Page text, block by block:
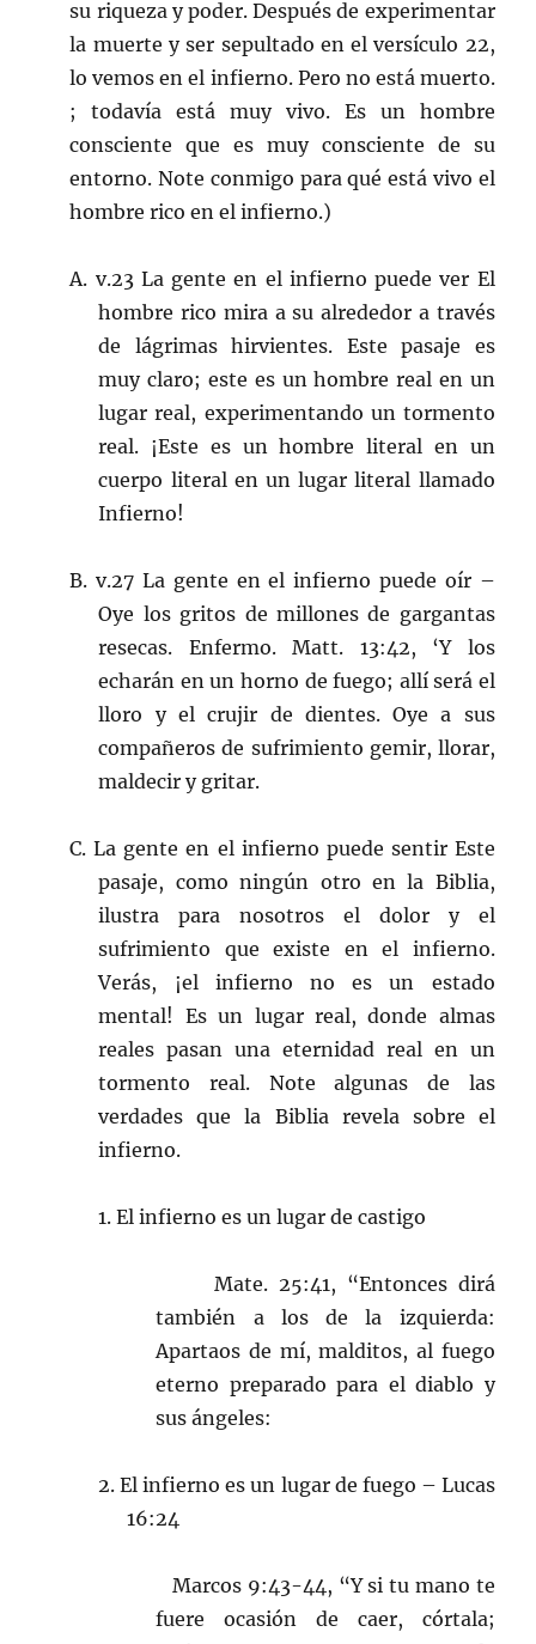
su riqueza y poder. Después de experimentar
la muerte y ser sepultado en el versículo 22,
lo vemos en el infierno. Pero no está muerto.
; todavía está muy vivo. Es un hombre
consciente que es muy consciente de su
entorno. Note conmigo para qué está vivo el
hombre rico en el infierno.)
A. v.23 La gente en el infierno puede ver El
hombre rico mira a su alrededor a través
de lágrimas hirvientes. Este pasaje es
muy claro; este es un hombre real en un
lugar real, experimentando un tormento
real. ¡Este es un hombre literal en un
cuerpo literal en un lugar literal llamado
Infierno!
B. v.27 La gente en el infierno puede oír –
Oye los gritos de millones de gargantas
resecas. Enfermo. Matt. 13:42, ‘Y los
echarán en un horno de fuego; allí será el
lloro y el crujir de dientes. Oye a sus
compañeros de sufrimiento gemir, llorar,
maldecir y gritar.
C. La gente en el infierno puede sentir Este
pasaje, como ningún otro en la Biblia,
ilustra para nosotros el dolor y el
sufrimiento que existe en el infierno.
Verás, ¡el infierno no es un estado
mental! Es un lugar real, donde almas
reales pasan una eternidad real en un
tormento real. Note algunas de las
verdades que la Biblia revela sobre el
infierno.
1. El infierno es un lugar de castigo
Mate. 25:41, “Entonces dirá
también a los de la izquierda:
Apartaos de mí, malditos, al fuego
eterno preparado para el diablo y
sus ángeles:
2. El infierno es un lugar de fuego – Lucas
16:24
Marcos 9:43-44, “Y si tu mano te
fuere ocasión de caer, córtala;